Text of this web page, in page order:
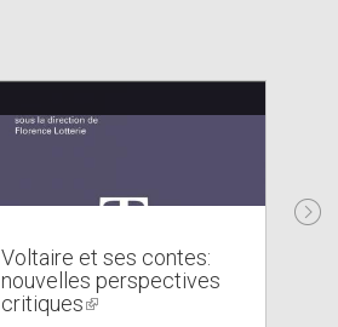
Voltaire et ses contes:
nouvelles perspectives
critiques(link